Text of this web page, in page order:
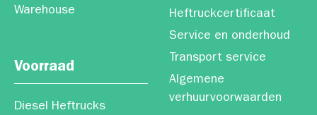
Warehouse
Heftruckcertificaat
Service en onderhoud
Transport service
Algemene
verhuurvoorwaarden
Voorraad
Diesel Heftrucks